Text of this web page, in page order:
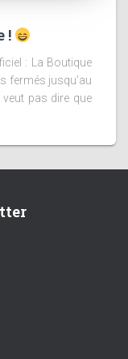
!
: La Boutique
fermés jusqu’au
pas dire que